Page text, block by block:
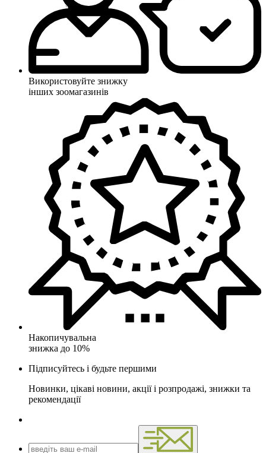
Використовуйте знижку
інших зоомагазинів
Накопичувальна
знижка до 10%
Підписуйтесь і будьте першими
Новинки, цікаві новини, акції і розпродажі, знижки та
рекомендації